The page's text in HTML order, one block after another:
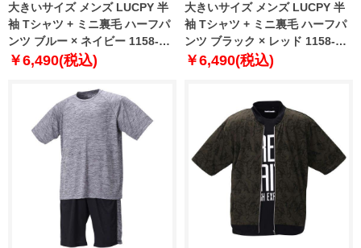
大きいサイズ メンズ LUCPY 半
袖 Tシャツ + ミニ裏毛 ハーフパ
ンツ ブルー × ネイビー 1158-
9207-1 3L 4L 5L 6L
￥6,490(税込)
大きいサイズ メンズ LUCPY 半
袖 Tシャツ + ミニ裏毛 ハーフパ
ンツ ブラック × レッド 1158-
9207-2 3L 4L 5L 6L
￥6,490(税込)